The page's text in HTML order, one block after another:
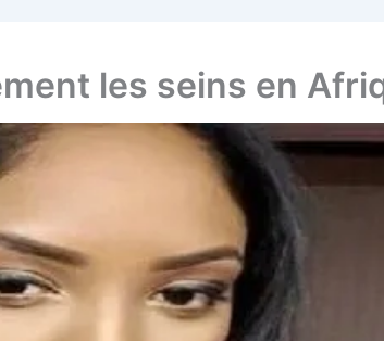
les seins en